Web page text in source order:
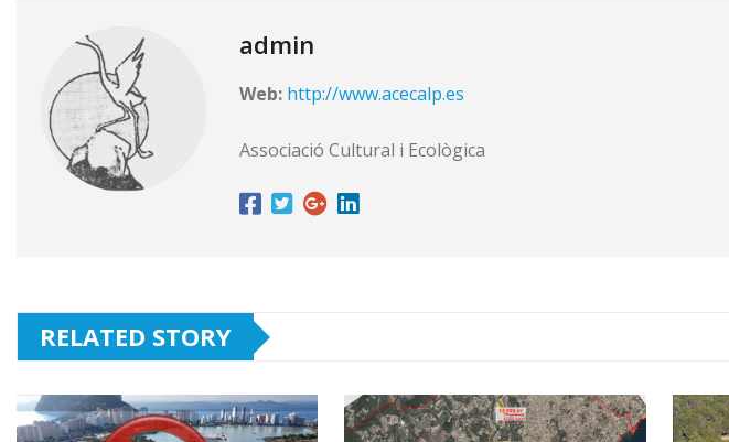
admin
Web: http://www.acecalp.es
Associació Cultural i Ecològica
RELATED STORY